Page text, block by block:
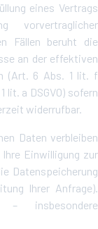
eines Vertrags
vorvertraglicher
Fällen beruht die
an der effektiven
(Art. 6 Abs. 1 lit. f
lit. a DSGVO) sofern
widerrufbar.
Daten verbleiben
Einwilligung zur
Datenspeicherung
Ihrer Anfrage).
– insbesondere